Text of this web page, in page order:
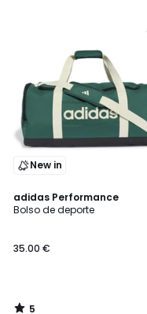
New in
adidas Performance
Bolso de deporte
35.00 €
5
/
5